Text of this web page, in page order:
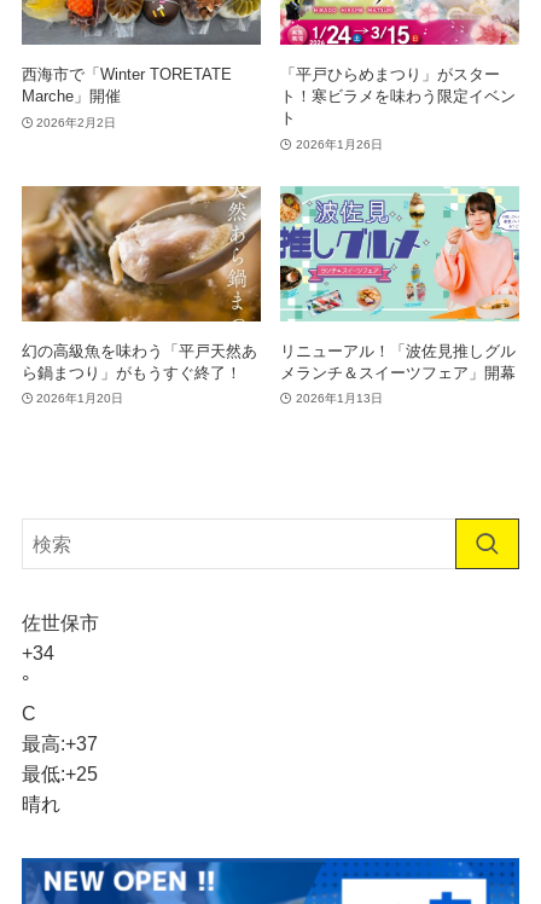
西海市で「Winter TORETATE
Marche」開催
2026年2月2日
「平戸ひらめまつり」がスター
ト！寒ビラメを味わう限定イベン
ト
2026年1月26日
幻の高級魚を味わう「平戸天然あ
ら鍋まつり」がもうすぐ終了！
2026年1月20日
リニューアル！「波佐見推しグル
メランチ＆スイーツフェア」開幕
2026年1月13日
佐世保市
+34
°
C
最高:+37
最低:+25
晴れ